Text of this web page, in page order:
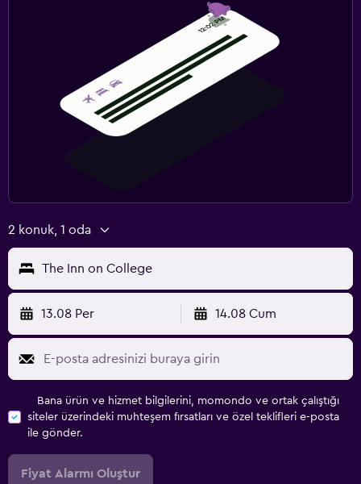
2 konuk, 1 oda
The Inn on College
13.08 Per 14.08 Cum
Bana ürün ve hizmet bilgilerini, momondo ve ortak çalıştığı
siteler üzerindeki muhteşem fırsatları ve özel teklifleri e-posta
ile gönder.
Fiyat Alarmı Oluştur